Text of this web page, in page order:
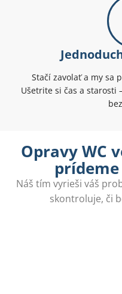
Stačí zavolať a my sa
Ušetrite si čas a starosti
Opravy WC
Náš tím vyrieši váš
skontroluje, či